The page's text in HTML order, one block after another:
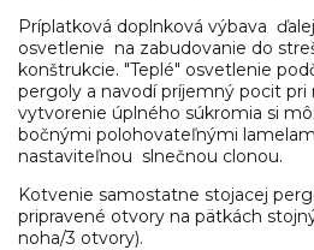
Príplatková doplnková výbava
osvetlenie na zabudovanie do
konštrukcie. "Teplé" osvetlenie
pergoly a navodí príjemný pocit pri
vytvorenie úplného súkromia si
bočnými polohovateľnými
nastaviteľnou slnečnou clonou.
Kotvenie samostatne stojacej
pripravené otvory na pätkách
noha/3 otvory).